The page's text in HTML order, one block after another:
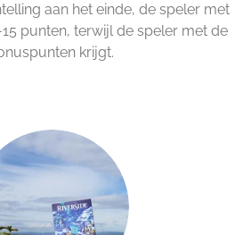
aan het einde, de speler met
punten, terwijl de speler met de
krijgt.